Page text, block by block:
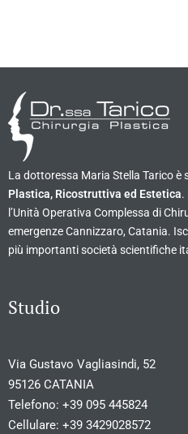
La dottoressa Maria Stella Tarico è
Plastica, Ricostruttiva ed Estetica.
l’Unità Operativa Complessa di
emergenze Cannizzaro, Catania.
più importanti società scientifiche
Studio
Via Gustavo Vagliasindi, 52
95126 CATANIA
Telefono: +39 095 445824
Cellulare: +39 3429028572